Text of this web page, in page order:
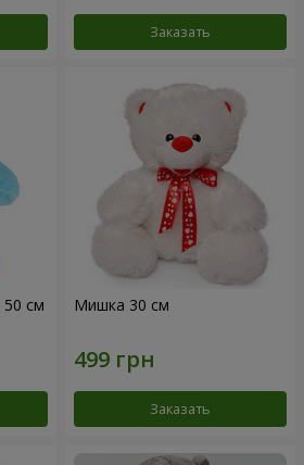
Заказать
см Мишка 30 см
Заказать